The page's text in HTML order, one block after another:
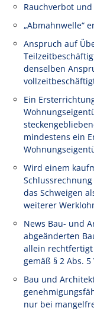
Rauchverbot
„Abmahnwelle“
Anspruch auf
denselben
Ein
mindestens ein
Wird einem
das Schweigen
weiterer
News Bau- und
abgeänderten
allein
gemäß § 2 Abs. 5
Bau und
nur bei